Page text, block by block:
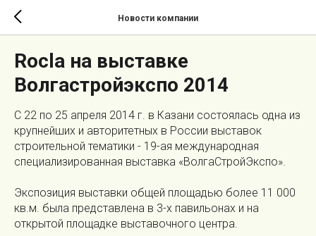
Новости компании
Rocla на выставке
Волгастройэкспо 2014
С 22 по 25 апреля 2014 г. в Казани состоялась одна из
крупнейших и авторитетных в России выставок
строительной тематики - 19-ая международная
специализированная выставка «ВолгаСтройЭкспо».
Экспозиция выставки общей площадью более 11 000
кв.м. была представлена в 3-х павильонах и на
открытой площадке выставочного центра.